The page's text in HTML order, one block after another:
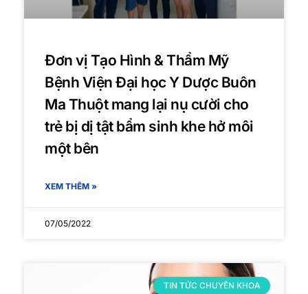
Đơn vị Tạo Hình & Thẩm Mỹ
Bệnh Viện Đại học Y Dược Buôn
Ma Thuột mang lại nụ cười cho
trẻ bị dị tật bẩm sinh khe hở môi
một bên
XEM THÊM »
07/05/2022
TIN TỨC CHUYÊN KHOA